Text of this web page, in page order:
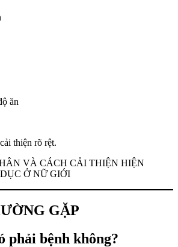
ăn
thiện rõ rệt.
GẶP
phải bệnh không?